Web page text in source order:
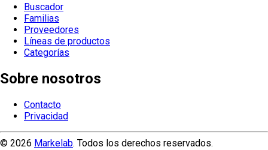
Buscador
Familias
Proveedores
Líneas de productos
Categorías
Sobre nosotros
Contacto
Privacidad
© 2026 Markelab. Todos los derechos reservados.